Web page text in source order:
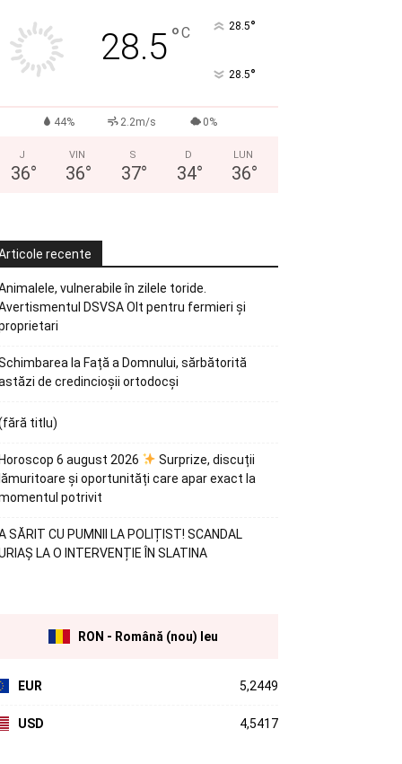
28.5°C 28.5°
28.5°
44% 2.2m/s 0%
J
36°
VIN
36°
S
37°
D
34°
LUN
36°
recente
vulnerabile în zilele toride.
DSVSA Olt pentru fermieri și
la Față a Domnului, sărbătorită
de credincioșii ortodocși
titlu)
Horoscop 6 august 2026
Surprize, discuții
lămuritoare și oportunități care apar exact la
potrivit
SĂRIT CU PUMNII LA POLIȚIST! SCANDAL
LA O INTERVENȚIE ÎN SLATINA
RON - Română (nou) leu
EUR 5,2449
USD 4,5417